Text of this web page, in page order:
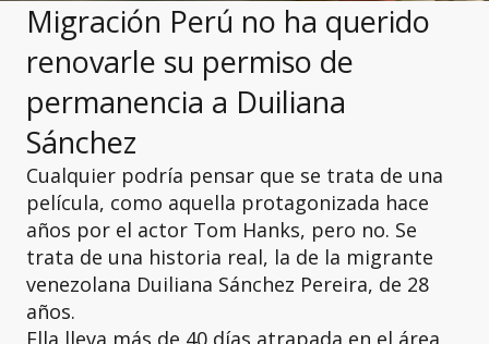
Migración Perú no ha querido
renovarle su permiso de
permanencia a Duiliana
Sánchez
Cualquier podría pensar que se trata de una
película, como aquella protagonizada hace
años por el actor Tom Hanks, pero no. Se
trata de una historia real, la de la migrante
venezolana Duiliana Sánchez Pereira, de 28
años.
Ella lleva más de 40 días atrapada en el área